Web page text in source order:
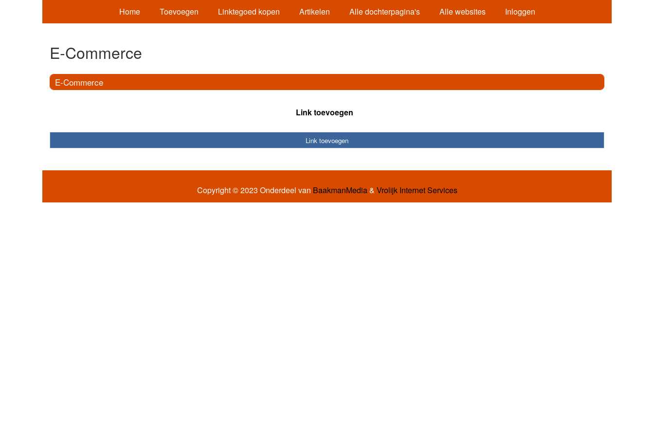
Home Toevoegen Linktegoed kopen Artikelen Alle dochterpagina's Alle websites Inloggen
E-Commerce
E-Commerce
Link toevoegen
Link toevoegen
Copyright © 2023 Onderdeel van BaakmanMedia& Vrolijk Internet Services